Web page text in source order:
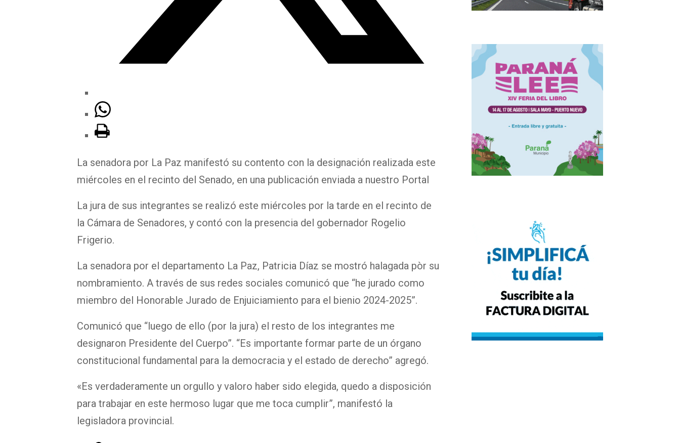
La senadora por La Paz manifestó su contento con la designación realizada este
miércoles en el recinto del Senado, en una publicación enviada a nuestro Portal
La jura de sus integrantes se realizó este miércoles por la tarde en el recinto de
la Cámara de Senadores, y contó con la presencia del gobernador Rogelio
Frigerio.
La senadora por el departamento La Paz, Patricia Díaz se mostró halagada pòr su
nombramiento. A través de sus redes sociales comunicó que “he jurado como
miembro del Honorable Jurado de Enjuiciamiento para el bienio 2024-2025”.
Comunicó que “luego de ello (por la jura) el resto de los integrantes me
designaron Presidente del Cuerpo”. “Es importante formar parte de un órgano
constitucional fundamental para la democracia y el estado de derecho” agregó.
«Es verdaderamente un orgullo y valoro haber sido elegida, quedo a disposición
para trabajar en este hermoso lugar que me toca cumplir”, manifestó la
legisladora provincial.